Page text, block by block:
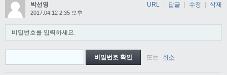
박선영
2017.04.12 2:35 오후
비밀번호를 입력하세요.
또는 취소
URL 답글 수정 삭제